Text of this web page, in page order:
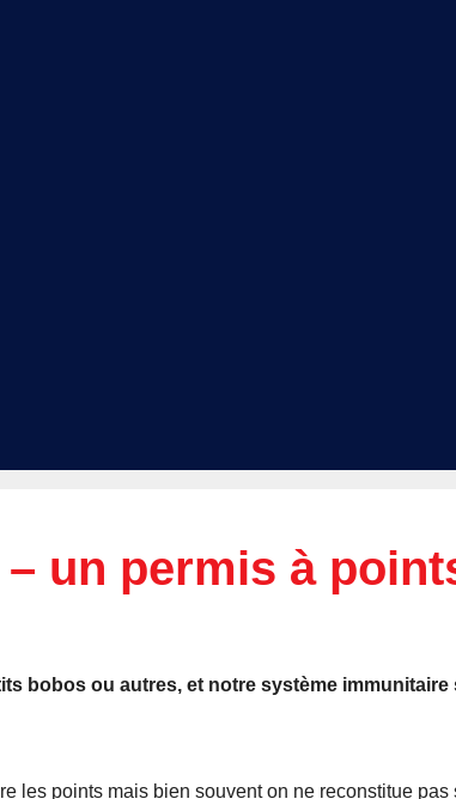
un permis à
bobos ou autres, et notre système immunitaire
les points mais bien souvent on ne reconstitue pas